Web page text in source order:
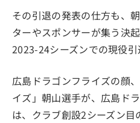
その引退の発表の仕方も、
ターやスポンサーが集う決
2023-24シーズンでの現役引
広島ドラゴンフライズの顔
イズ」朝山選手が、広島ド
は、クラブ創設2シーズン